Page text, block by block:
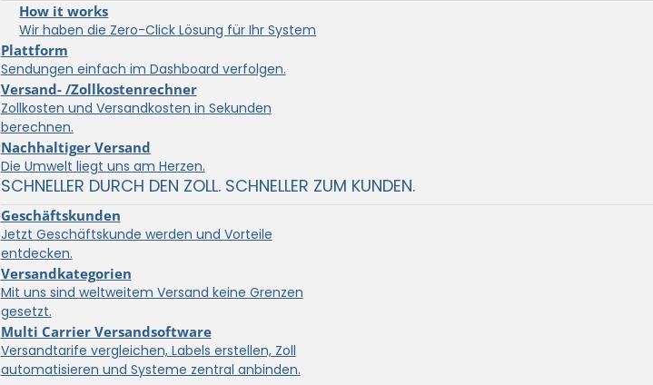
How it works
Wir haben die Zero-Click Lösung für Ihr System
Plattform
Sendungen einfach im Dashboard verfolgen.
Versand- /Zollkostenrechner
Zollkosten und Versandkosten in Sekunden
berechnen.
Nachhaltiger Versand
Die Umwelt liegt uns am Herzen.
SCHNELLER DURCH DEN ZOLL. SCHNELLER ZUM KUNDEN.
Geschäftskunden
Jetzt Geschäftskunde werden und Vorteile
entdecken.
Versandkategorien
Mit uns sind weltweitem Versand keine Grenzen
gesetzt.
Multi Carrier Versandsoftware
Versandtarife vergleichen, Labels erstellen, Zoll
automatisieren und Systeme zentral anbinden.